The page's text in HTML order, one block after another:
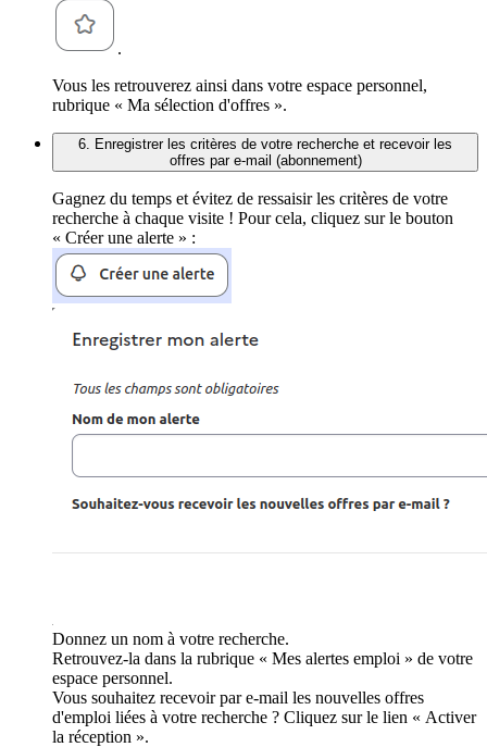
.
Vous les retrouverez ainsi dans votre espace personnel,
rubrique « Ma sélection d'offres ».
6. Enregistrer les critères de votre recherche et recevoir les
offres par e-mail (abonnement)
Gagnez du temps et évitez de ressaisir les critères de votre
recherche à chaque visite ! Pour cela, cliquez sur le bouton
« Créer une alerte » :
Donnez un nom à votre recherche.
Retrouvez-la dans la rubrique « Mes alertes emploi » de votre
espace personnel.
Vous souhaitez recevoir par e-mail les nouvelles offres
d'emploi liées à votre recherche ? Cliquez sur le lien « Activer
la réception ».